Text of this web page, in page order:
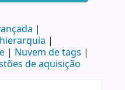
Nuvem de tags
de aquisição